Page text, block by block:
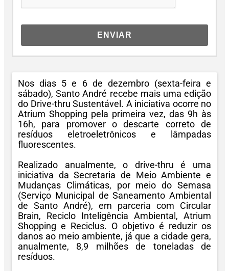
ENVIAR
Nos dias 5 e 6 de dezembro (sexta-feira e
sábado), Santo André recebe mais uma edição
do Drive-thru Sustentável. A iniciativa ocorre no
Atrium Shopping pela primeira vez, das 9h às
16h, para promover o descarte correto de
resíduos eletroeletrônicos e lâmpadas
fluorescentes.
Realizado anualmente, o drive-thru é uma
iniciativa da Secretaria de Meio Ambiente e
Mudanças Climáticas, por meio do Semasa
(Serviço Municipal de Saneamento Ambiental
de Santo André), em parceria com Circular
Brain, Reciclo Inteligência Ambiental, Atrium
Shopping e Reciclus. O objetivo é reduzir os
danos ao meio ambiente, já que a cidade gera,
anualmente, 8,9 milhões de toneladas de
resíduos.